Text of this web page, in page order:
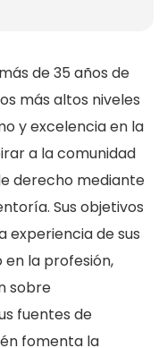
de 35 años de
más altos niveles
y excelencia en la
a la comunidad
derecho mediante
Sus objetivos
experiencia de sus
la profesión,
sobre
fuentes de
fomenta la